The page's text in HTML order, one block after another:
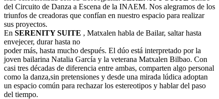
del Circuito de Danza a Escena de la INAEM. Nos alegramos de los
triunfos de creadoras que confían en nuestro espacio para realizar
sus proyectos.
En SERENITY SUITE , Matxalen habla de Bailar, saltar hasta
envejecer, durar hasta no
poder más, hasta mucho después. El dúo está interpretado por la
joven bailarina Natalia García y la veterana Matxalen Bilbao. Con
casi tres décadas de diferencia entre ambas, comparten algo personal
como la danza,sin pretensiones y desde una mirada lúdica adoptan
un espacio común para rechazar los estereotipos y hablar del paso
del tiempo.